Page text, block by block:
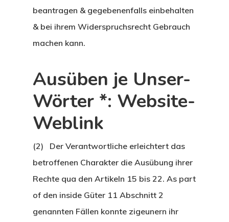
beantragen & gegebenenfalls einbehalten
& bei ihrem Widerspruchsrecht Gebrauch
machen kann.
Ausüben je Unser-
Wörter *: Website-
Weblink
(2) Der Verantwortliche erleichtert das
betroffenen Charakter die Ausübung ihrer
Rechte qua den Artikeln 15 bis 22. As part
of den inside Güter 11 Abschnitt 2
genannten Fällen konnte zigeunern ihr